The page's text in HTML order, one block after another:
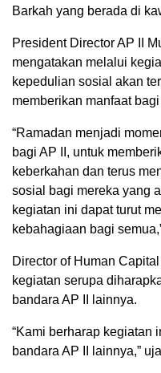
Barkah yang berada di
President Director AP II
mengatakan melalui
kepedulian sosial akan
memberikan manfaat
“Ramadan menjadi
bagi AP II, untuk
keberkahan dan terus
sosial bagi mereka yang
kegiatan ini dapat turut
kebahagiaan bagi
Director of Human
kegiatan serupa
bandara AP II lainnya.
“Kami berharap kegiatan
bandara AP II lainnya,”